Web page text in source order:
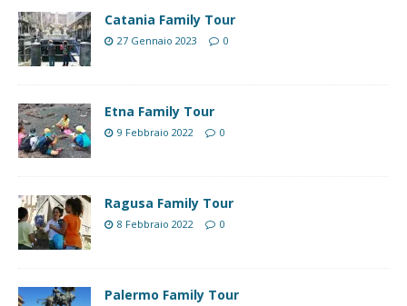
Catania Family Tour
27 Gennaio 2023 0
Etna Family Tour
9 Febbraio 2022 0
Ragusa Family Tour
8 Febbraio 2022 0
Palermo Family Tour